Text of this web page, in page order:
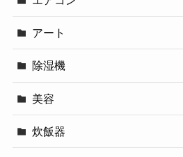
アート
除湿機
美容
炊飯器